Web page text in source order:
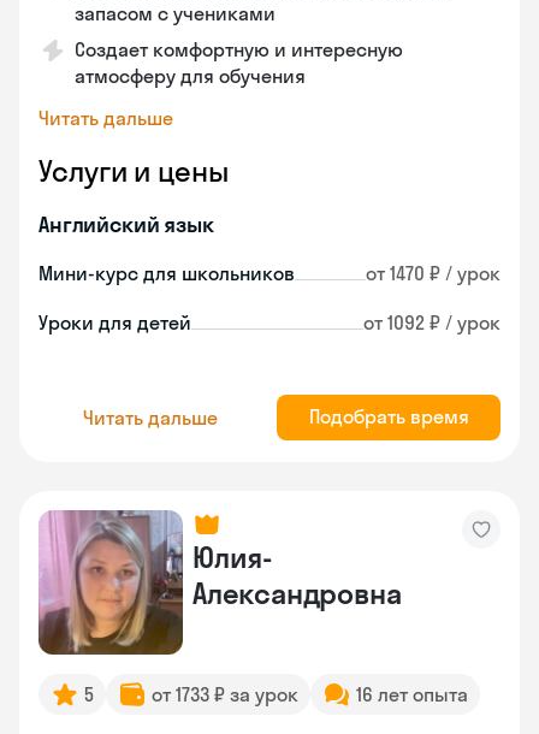
запасом с учениками
Создает комфортную и интересную
атмосферу для обучения
Читать дальше
Услуги и цены
Английский язык
Мини-курс для школьников от 1470 ₽ / урок
Уроки для детей от 1092 ₽ / урок
Читать дальше Подобрать время
Юлия-
Александровна
5 от 1733 ₽ за урок 16 лет опыта